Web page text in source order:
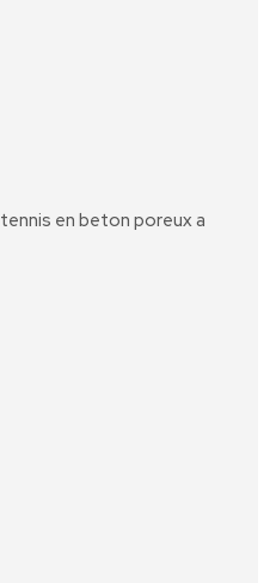
en beton poreux a